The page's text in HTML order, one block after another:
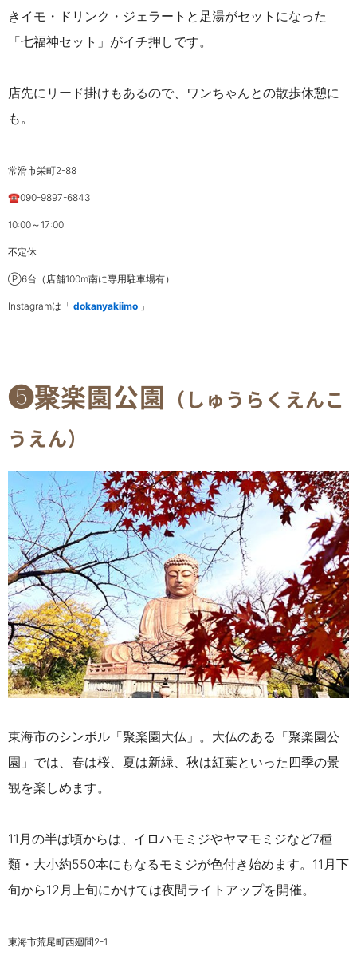
きイモ・ドリンク・ジェラートと足湯がセットになった
「七福神セット」がイチ押しです。
店先にリード掛けもあるので、ワンちゃんとの散歩休憩に
も。
常滑市栄町2-88
☎090-9897-6843
10:00～17:00
不定休
Ⓟ6台（店舗100m南に専用駐車場有）
Instagramは「 dokanyakiimo 」
❺聚楽園公園 （しゅうらくえんこ
うえん）
東海市のシンボル「聚楽園大仏」。大仏のある「聚楽園公
園」では、春は桜、夏は新緑、秋は紅葉といった四季の景
観を楽しめます。
11月の半ば頃からは、イロハモミジやヤマモミジなど7種
類・大小約550本にもなるモミジが色付き始めます。11月下
旬から12月上旬にかけては夜間ライトアップを開催。
東海市荒尾町西廻間2-1